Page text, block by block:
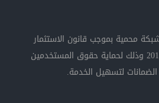
محمية بموجب قانون الاستثمار
المصري رقم (17) لسنة 2015 وذلك لحماية حقوق المستخدمين
لتسهيل الخدمة.